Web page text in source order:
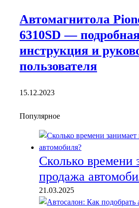
Автомагнитола
6310SD —
инструкция и
пользователя
15.12.2023
Популярное
Сколько времени
продажа
21.03.2025